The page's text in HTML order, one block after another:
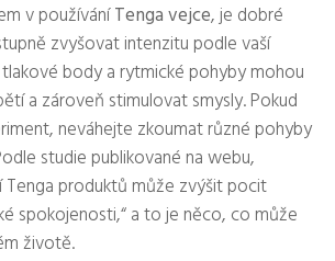
v používáníTenga vejce, je dobré
zvyšovat intenzitu podle vaší
body a rytmické pohyby mohou
a zároveň stimulovat smysly. Pokud
neváhejte zkoumat různé pohyby
studie publikované na webu,
Tenga produktů může zvýšit pocit
spokojenosti,“ a to je něco, co může
životě.